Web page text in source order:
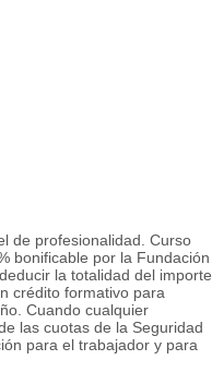
de profesionalidad. Curso
bonificable por la Fundación
la totalidad del importe
crédito formativo para
Cuando cualquier
las cuotas de la Seguridad
para el trabajador y para